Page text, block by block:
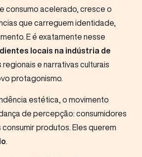
consumo acelerado, cresce o
que carreguem identidade,
E é exatamente nesse
locais na indústria de
regionais e narrativas culturais
protagonismo.
estética, o movimento
de percepção: consumidores
produtos. Eles querem